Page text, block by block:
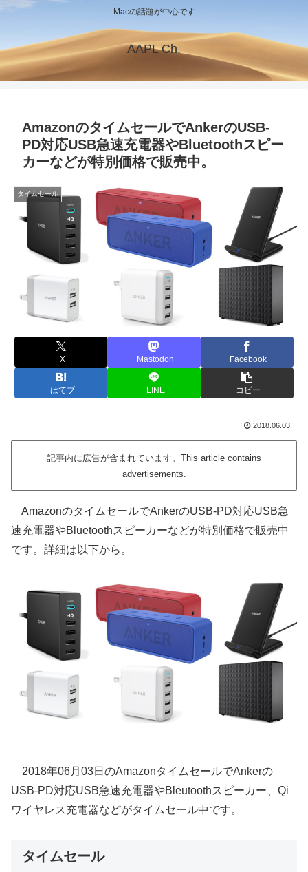
Macの話題が中心です
AAPL Ch.
AmazonのタイムセールでAnkerのUSB-
PD対応USB急速充電器やBluetoothスピー
カーなどが特別価格で販売中。
タイムセール
X Mastodon Facebook
はてブ LINE コピー
2018.06.03
記事内に広告が含まれています。This article contains
advertisements.
AmazonのタイムセールでAnkerのUSB-PD対応USB急
速充電器やBluetoothスピーカーなどが特別価格で販売中
です。詳細は以下から。
2018年06月03日のAmazonタイムセールでAnkerの
USB-PD対応USB急速充電器やBleutoothスピーカー、Qi
ワイヤレス充電器などがタイムセール中です。
タイムセール